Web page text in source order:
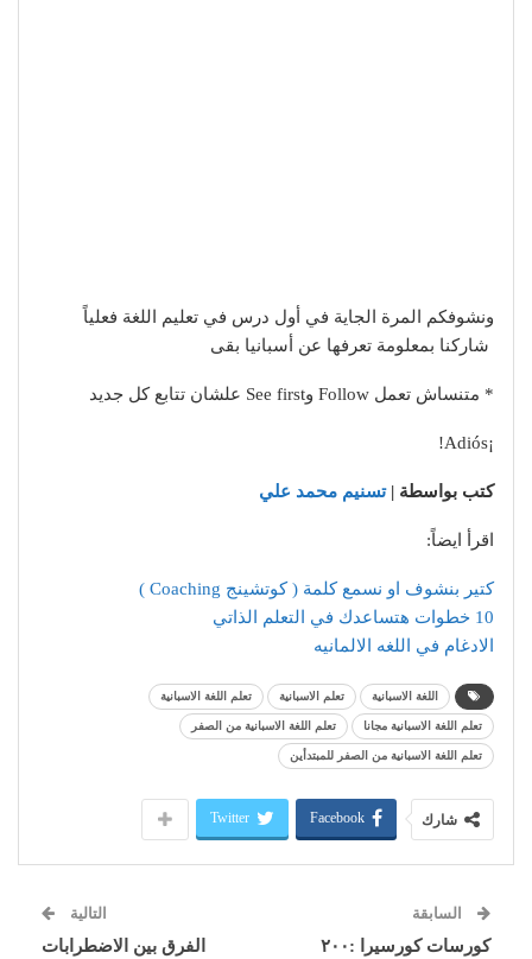
ونشوفكم المرة الجاية في أول درس في تعليم اللغة فعلياً
شاركنا بمعلومة تعرفها عن أسبانيا بقى
* متنساش تعمل Follow وSee first علشان تتابع كل جديد
¡Adiós!
كتب بواسطة |تسنيم محمد علي
اقرأ ايضاً:
كتير بنشوف او نسمع كلمة ( كوتشينج Coaching )
10 خطوات هتساعدك في التعلم الذاتي
الادغام في اللغه الالمانيه
اللغة الاسبانية تعلم الاسبانية تعلم اللغة الاسبانية
تعلم اللغة الاسبانية مجانا تعلم اللغة الاسبانية من الصفر
تعلم اللغة الاسبانية من الصفر للمبتدأين
شارك Facebook
Twitter
السابقة
كورسات كورسيرا :٢٠٠
التالية
الفرق بين الاضطرابات